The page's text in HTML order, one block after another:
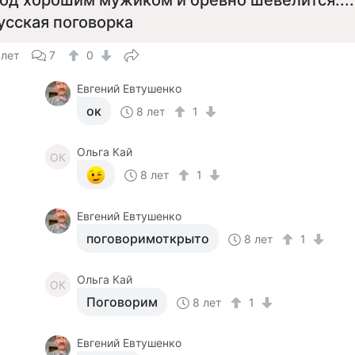
поговорка
7 0
Евгений Евтушенко
ок 8 лет 1
ОК
Ольга Кай
8 лет
1
Евгений Евтушенко
поговоримоткрыто 8 лет 1
ОК Ольга Кай
Поговорим 8 лет 1
Евгений Евтушенко